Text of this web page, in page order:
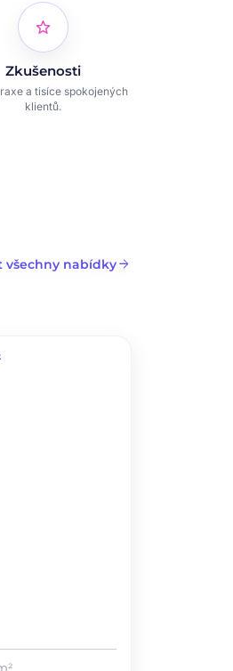
star
Zkušenosti
a tisíce spokojených
klientů.
všechny nabídkyarrow_forward